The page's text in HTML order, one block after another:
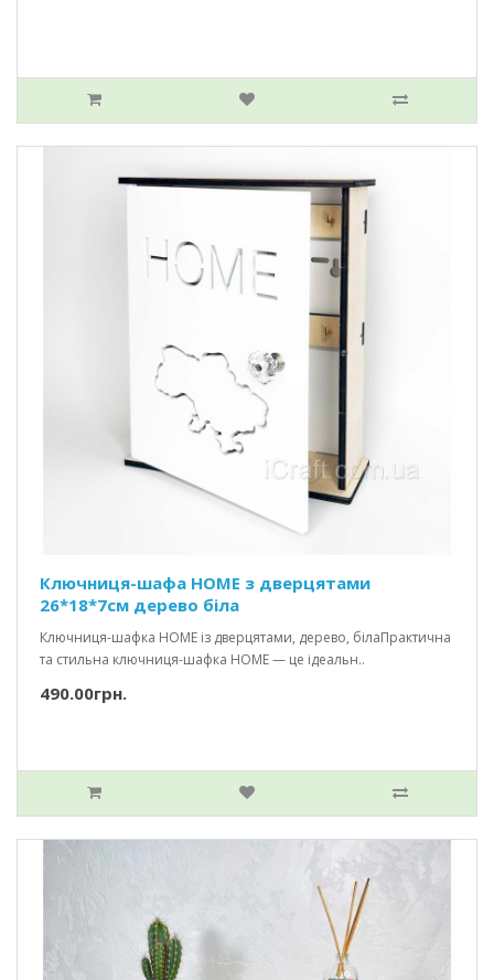
Ключниця-шафа HOME з дверцятами
26*18*7см дерево біла
Ключниця-шафка HOME із дверцятами, дерево, білаПрактична
та стильна ключниця-шафка HOME — це ідеальн..
490.00грн.